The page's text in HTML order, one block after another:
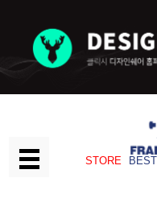
STORE BEST